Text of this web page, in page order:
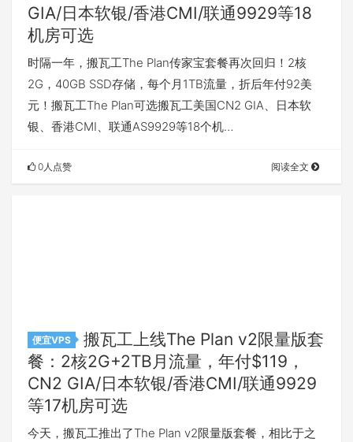
GIA/日本软银/香港CMI/联通9929等18
机房可选
时隔一年，搬瓦工The Plan传家宝套餐再次回归！2核
2G，40GB SSD存储，每个月1TB流量，折后年付92美
元！搬瓦工The Plan可选搬瓦工美国CN2 GIA、日本软
银、香港CMI、联通AS9929等18个机…
0人点赞 阅读全文
便宜VPS
搬瓦工上线The Plan v2限量版套
餐：2核2G+2TB月流量，年付$119，
CN2 GIA/日本软银/香港CMI/联通9929
等17机房可选
今天，搬瓦工推出了The Plan v2限量版套餐，相比于之